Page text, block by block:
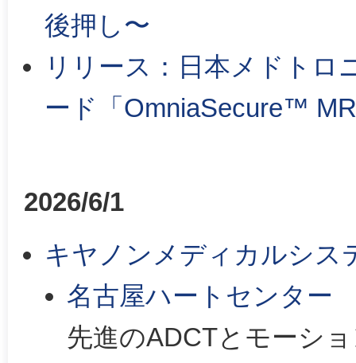
後押し〜
リリース：日本メドトロ
ード「OmniaSecure™
2026/6/1
キヤノンメディカルシス
名古屋ハートセンター
先進のADCTとモーシ